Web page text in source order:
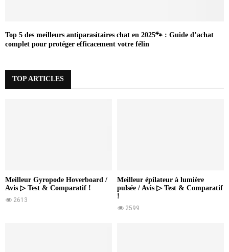
Top 5 des meilleurs antiparasitaires chat en 2025🐾 : Guide d’achat
complet pour protéger efficacement votre félin
TOP ARTICLES
Meilleur Gyropode Hoverboard /
Avis ▷ Test & Comparatif !
2613
Meilleur épilateur à lumière
pulsée / Avis ▷ Test & Comparatif
!
2599